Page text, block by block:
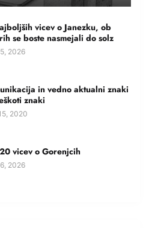
vicev o Janezku, ob
se boste nasmejali do solz
2026
in vedno aktualni znaki
znaki
2020
vicev o Gorenjcih
2026